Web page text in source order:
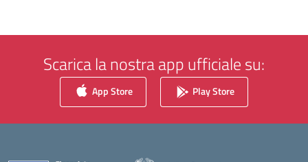
Scarica la nostra app ufficiale su:
App Store Play Store